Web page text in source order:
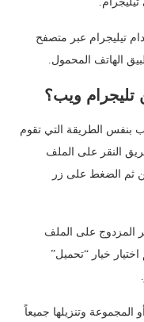
تيليجرام عبر متصفح
الهاتف المحمول.
تليجرام ويب؟
بنفس الطريقة التي تقوم
النقر على الملف
ثم الضغط على زر
المزدوج على الملف
خيار “تحميل”
وتنزيلها جميعاً